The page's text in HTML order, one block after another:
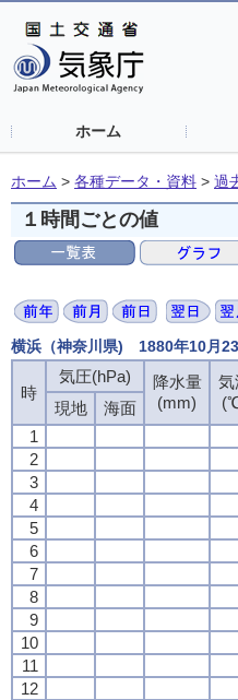
ホーム
ホーム > 各種データ・資料 > 過
１時間ごとの値
横浜（神奈川県) 1880年10月
時
気圧(hPa)
降水量
(mm)
気
現地
海面
1
2
3
4
5
6
7
8
9
10
11
12